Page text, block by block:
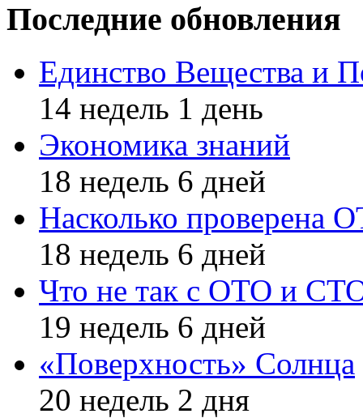
Последние обновления
Единство Вещества и
14 недель 1 день
Экономика знаний
18 недель 6 дней
Насколько проверена
18 недель 6 дней
Что не так с ОТО и
19 недель 6 дней
«Поверхность» Солнца
20 недель 2 дня